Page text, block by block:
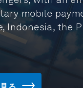
mobile
Indonesia, the